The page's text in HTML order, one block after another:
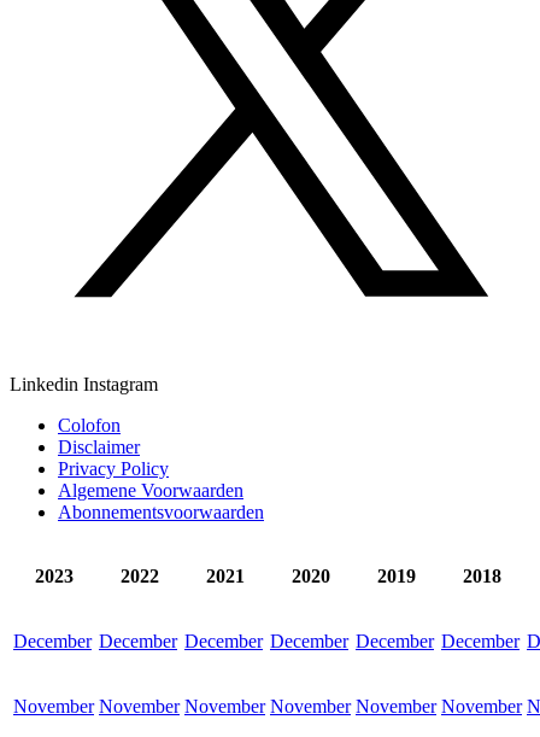
Linkedin Instagram
Colofon
Disclaimer
Privacy Policy
Algemene Voorwaarden
Abonnementsvoorwaarden
2023 2022 2021 2020 2019 2018
December December December December December December
November November November November November November